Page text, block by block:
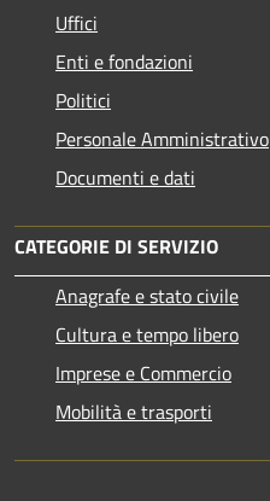
Uffici
Enti e fondazioni
Politici
Personale Amministrativo
Documenti e dati
CATEGORIE DI SERVIZIO
Anagrafe e stato civile
Cultura e tempo libero
Imprese e Commercio
Mobilità e trasporti